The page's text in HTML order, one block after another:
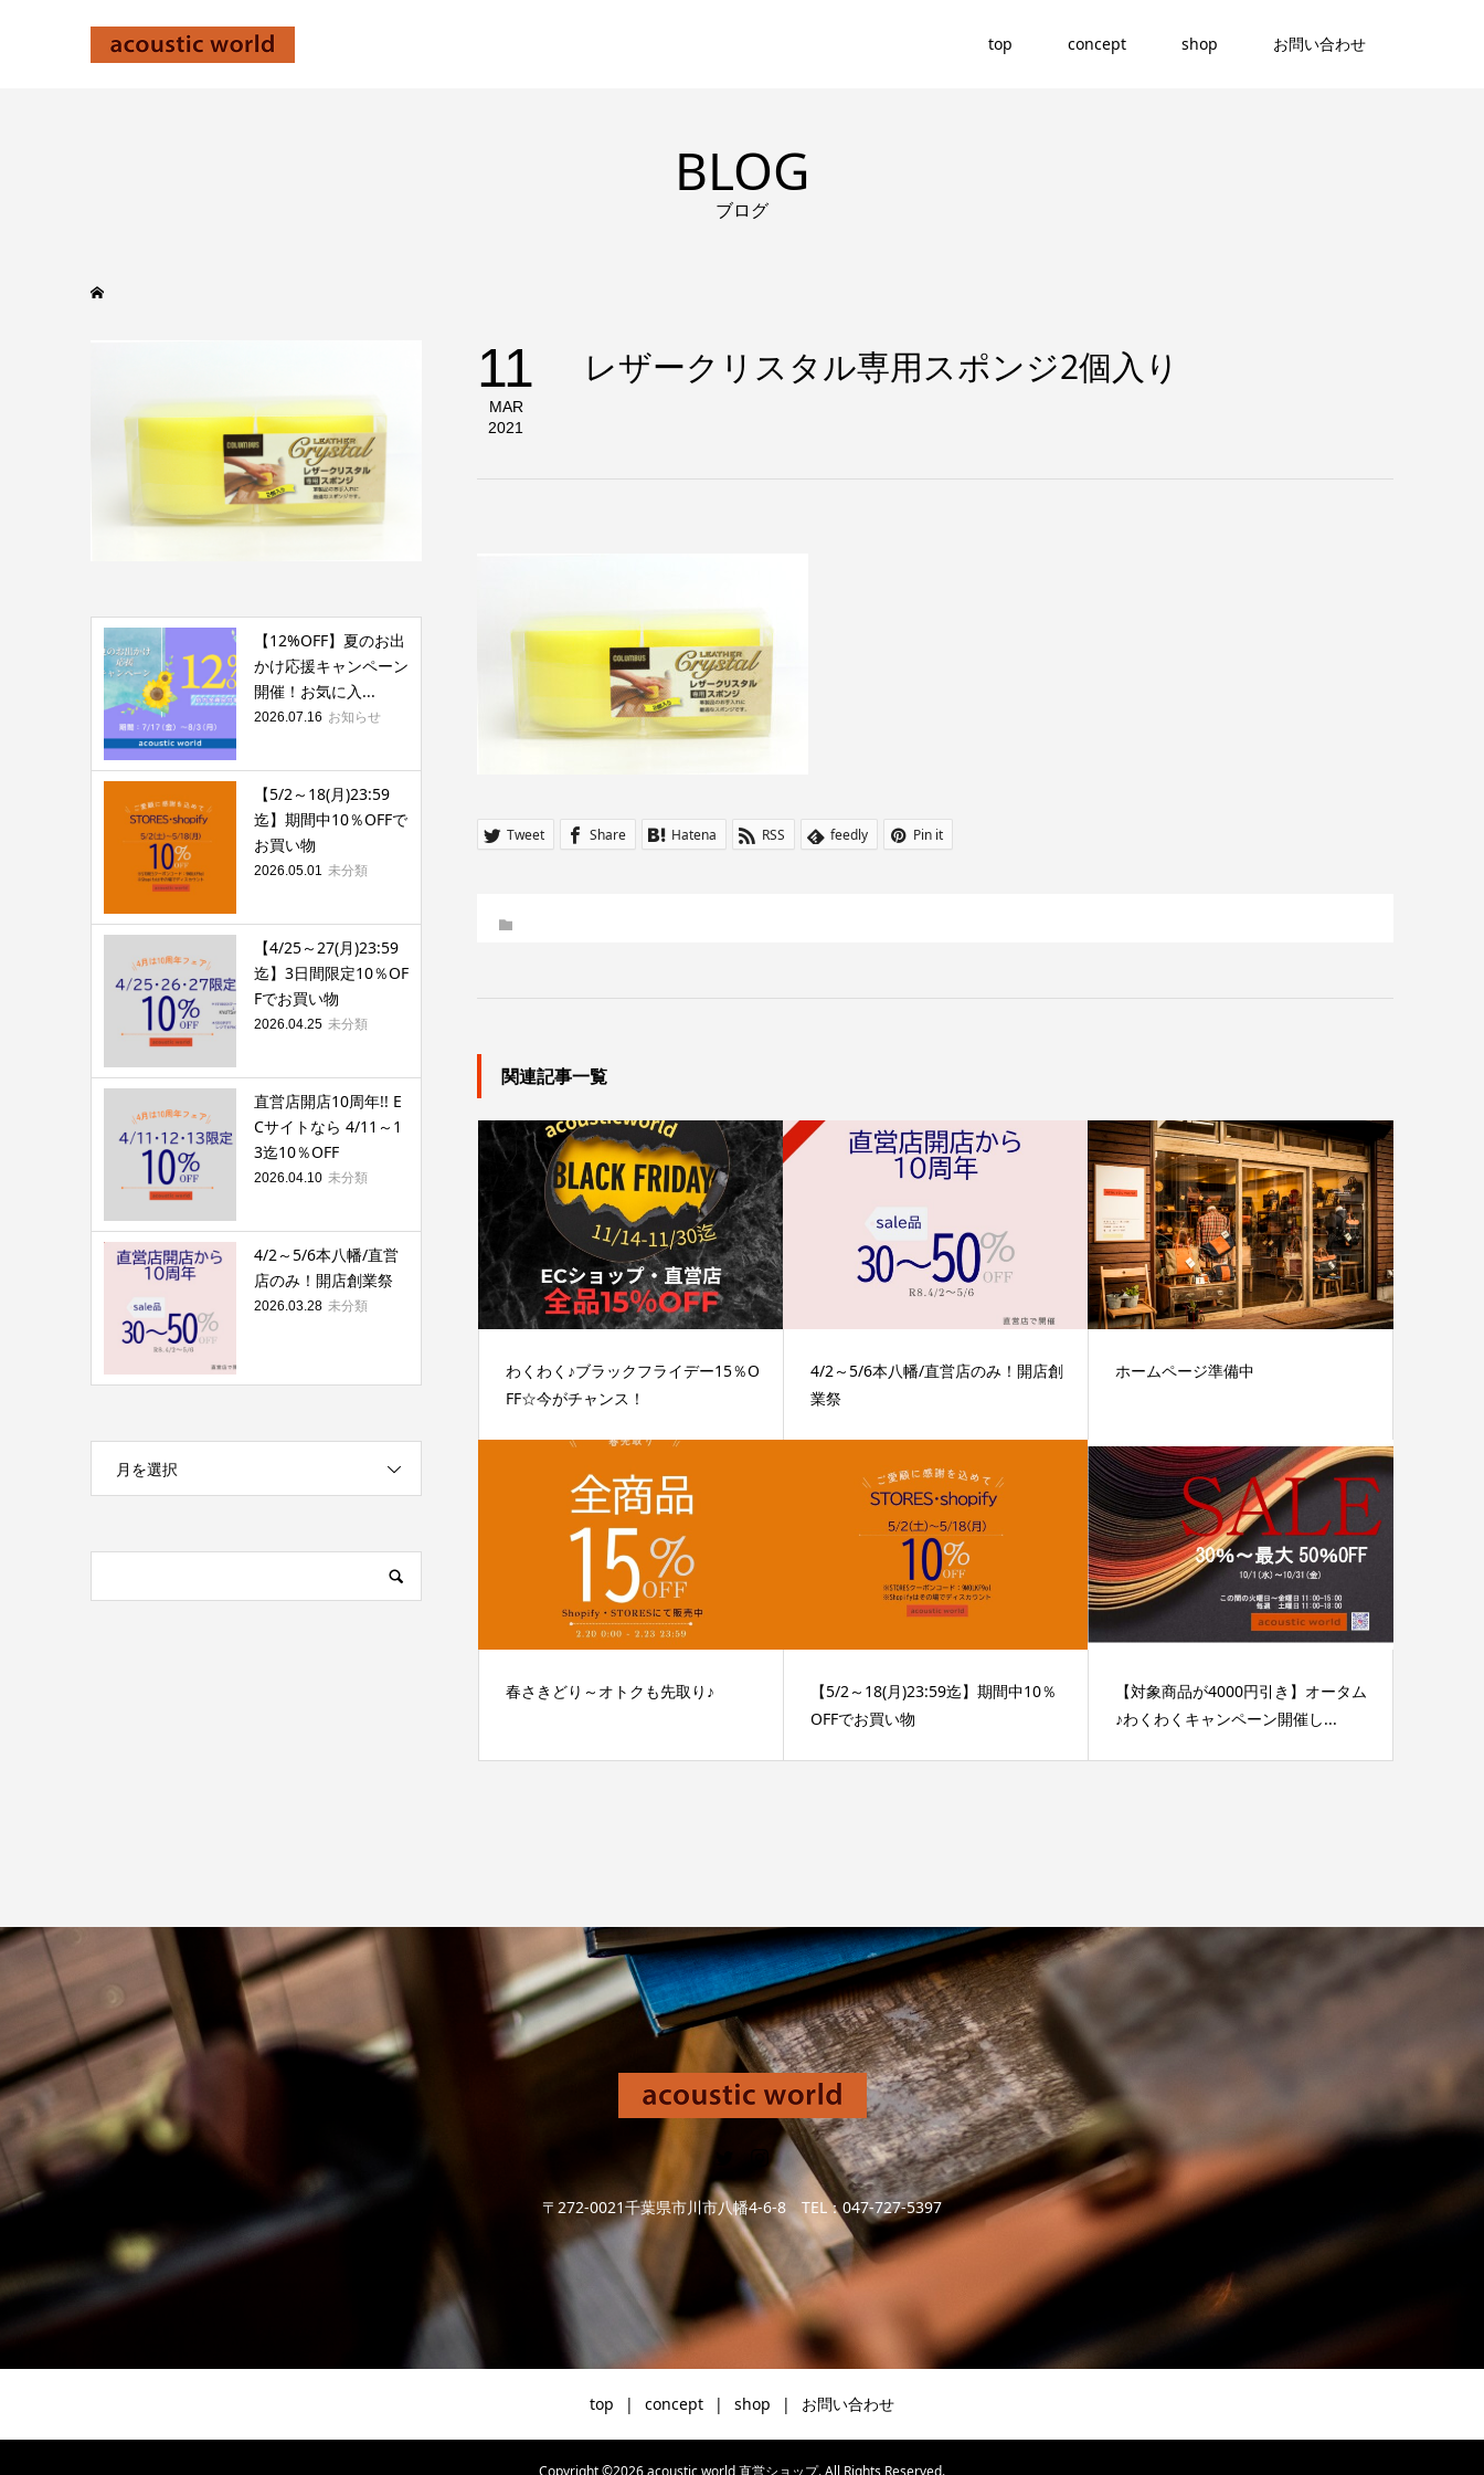
top concept shop お問い合わせ
BLOG
ブログ
11
MAR
2021
レザークリスタル専用スポンジ2個入り
Tweet Share Hatena RSS feedly Pin it
関連記事一覧
わくわく♪ブラックフライデー15％O
FF☆今がチャンス！
4/2～5/6本八幡/直営店のみ！開店創
業祭
ホームページ準備中
春さきどり～オトクも先取り♪
【5/2～18(月)23:59迄】期間中10％
OFFでお買い物
【対象商品が4000円引き】オータム
♪わくわくキャンペーン開催し...
【12%OFF】夏のお出
かけ応援キャンペーン
開催！お気に入...
2026.07.16 お知らせ
【5/2～18(月)23:59
迄】期間中10％OFFで
お買い物
2026.05.01 未分類
【4/25～27(月)23:59
迄】3日間限定10％OF
Fでお買い物
2026.04.25 未分類
直営店開店10周年!! E
Cサイトなら 4/11～1
3迄10％OFF
2026.04.10 未分類
4/2～5/6本八幡/直営
店のみ！開店創業祭
2026.03.28 未分類
月を選択
〒272-0021千葉県市川市八幡4-6-8 TEL：047-727-5397
top concept shop お問い合わせ
Copyright ©2026acoustic world 直営ショップ. All Rights Reserved.